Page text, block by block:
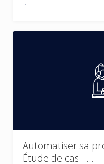
Automatiser sa
Étude de cas –…